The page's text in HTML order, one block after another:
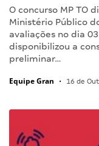
O concurso MP TO
Ministério Público
avaliações no dia
disponibilizou a
preliminar…
Equipe Gran • 16 de